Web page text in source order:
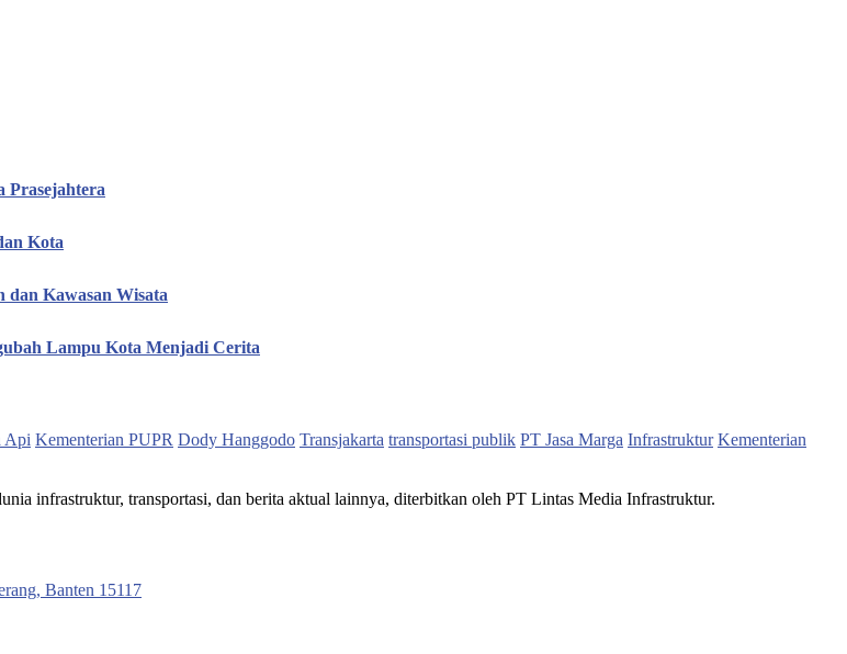
Prasejahtera
Kota
dan Kawasan Wisata
Lampu Kota Menjadi Cerita
Api Kementerian PUPR Dody Hanggodo Transjakarta transportasi publik PT Jasa Marga Infrastruktur Kementerian
infrastruktur, transportasi, dan berita aktual lainnya, diterbitkan oleh PT Lintas Media Infrastruktur.
Banten 15117